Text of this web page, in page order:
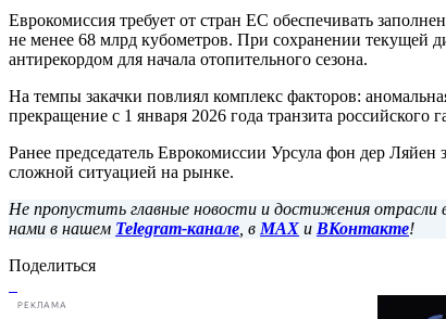
Еврокомиссия требует от стран ЕС обеспечивать
не менее 68 млрд кубометров. При сохранении текущей
антирекордом для начала отопительного сезона.
На темпы закачки повлиял комплекс факторов:
прекращение с 1 января 2026 года транзита российского
Ранее председатель Еврокомиссии Урсула фон дер
сложной ситуацией на рынке.
Не пропустить главные новости и достижения
нами в нашем Telegram-канале , в MAX и ВКонтакте!
Поделиться
РЕКЛАМА